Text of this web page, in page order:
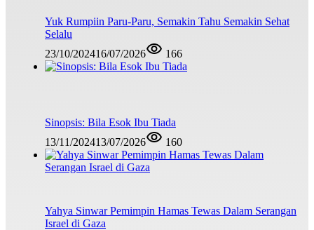
Yuk Rumpiin Paru-Paru, Semakin Tahu Semakin Sehat
Selalu
23/10/202416/07/2026 166
Sinopsis: Bila Esok Ibu Tiada
13/11/202413/07/2026 160
Yahya Sinwar Pemimpin Hamas Tewas Dalam Serangan
Israel di Gaza